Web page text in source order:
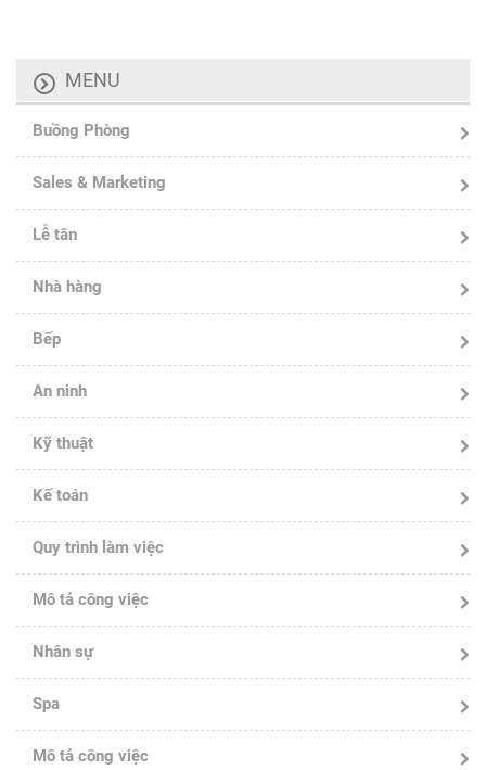
MENU
Buồng Phòng
Sales & Marketing
Lễ tân
Nhà hàng
Bếp
An ninh
Kỹ thuật
Kế toán
Quy trình làm việc
Mô tả công việc
Nhân sự
Spa
Mô tả công việc